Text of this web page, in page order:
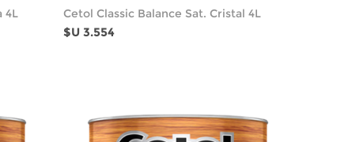
4L Cetol Classic Balance Sat. Cristal 4L
$U 3.554